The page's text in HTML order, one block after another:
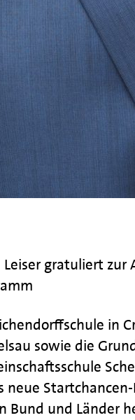
Leiser gratuliert
in
sowie die
neue
Bund und Länder